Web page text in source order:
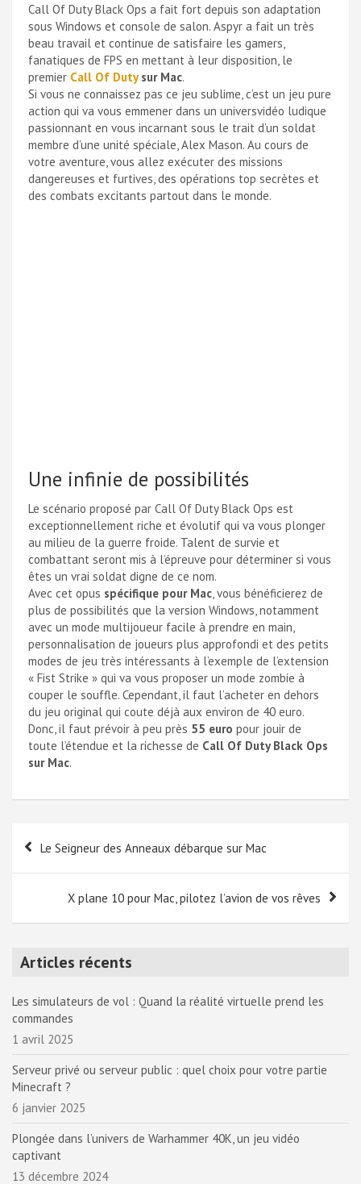
Call Of Duty Black Ops a fait fort depuis son adaptation
sous Windows et console de salon. Aspyr a fait un très
beau travail et continue de satisfaire les gamers,
fanatiques de FPS en mettant à leur disposition, le
premier Call Of Dutysur Mac.
Si vous ne connaissez pas ce jeu sublime, c’est un jeu pure
action qui va vous emmener dans un universvidéo ludique
passionnant en vous incarnant sous le trait d’un soldat
membre d’une unité spéciale, Alex Mason. Au cours de
votre aventure, vous allez exécuter des missions
dangereuses et furtives, des opérations top secrètes et
des combats excitants partout dans le monde.
Une infinie de possibilités
Le scénario proposé par Call Of Duty Black Ops est
exceptionnellement riche et évolutif qui va vous plonger
au milieu de la guerre froide. Talent de survie et
combattant seront mis à l’épreuve pour déterminer si vous
êtes un vrai soldat digne de ce nom.
Avec cet opus spécifique pour Mac , vous bénéficierez de
plus de possibilités que la version Windows, notamment
avec un mode multijoueur facile à prendre en main,
personnalisation de joueurs plus approfondi et des petits
modes de jeu très intéressants à l’exemple de l’extension
« Fist Strike » qui va vous proposer un mode zombie à
couper le souffle. Cependant, il faut l’acheter en dehors
du jeu original qui coute déjà aux environ de 40 euro.
Donc, il faut prévoir à peu près 55 euro pour jouir de
toute l’étendue et la richesse de Call Of Duty Black Ops
sur Mac.
Navigation
l’article
Le Seigneur des Anneaux débarque sur Mac
X plane 10 pour Mac, pilotez l’avion de vos rêves
Articles récents
Les simulateurs de vol : Quand la réalité virtuelle prend les
commandes
1 avril 2025
Serveur privé ou serveur public : quel choix pour votre partie
Minecraft ?
6 janvier 2025
Plongée dans l’univers de Warhammer 40K, un jeu vidéo
captivant
13 décembre 2024